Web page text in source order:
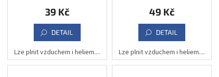
39 Kč
DETAIL
Lze plnit vzduchem i heliem....
49 Kč
DETAIL
Lze plnit vzduchem i heliem....